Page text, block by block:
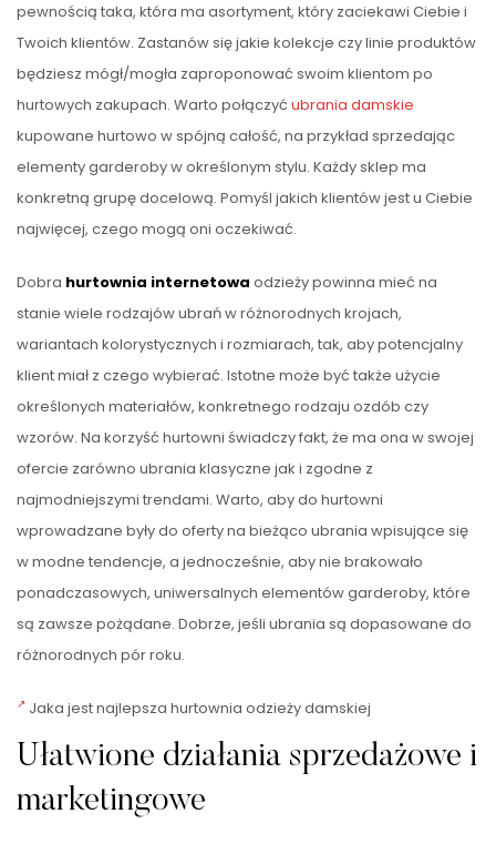
pewnością taka, która ma asortyment, który zaciekawi Ciebie i
Twoich klientów. Zastanów się jakie kolekcje czy linie produktów
będziesz mógł/mogła zaproponować swoim klientom po
hurtowych zakupach. Warto połączyć ubrania damskie
kupowane hurtowo w spójną całość, na przykład sprzedając
elementy garderoby w określonym stylu. Każdy sklep ma
konkretną grupę docelową. Pomyśl jakich klientów jest u Ciebie
najwięcej, czego mogą oni oczekiwać.
Dobra hurtownia internetowa odzieży powinna mieć na
stanie wiele rodzajów ubrań w różnorodnych krojach,
wariantach kolorystycznych i rozmiarach, tak, aby potencjalny
klient miał z czego wybierać. Istotne może być także użycie
określonych materiałów, konkretnego rodzaju ozdób czy
wzorów. Na korzyść hurtowni świadczy fakt, że ma ona w swojej
ofercie zarówno ubrania klasyczne jak i zgodne z
najmodniejszymi trendami. Warto, aby do hurtowni
wprowadzane były do oferty na bieżąco ubrania wpisujące się
w modne tendencje, a jednocześnie, aby nie brakowało
ponadczasowych, uniwersalnych elementów garderoby, które
są zawsze pożądane. Dobrze, jeśli ubrania są dopasowane do
różnorodnych pór roku.
Jaka jest najlepsza hurtownia odzieży damskiej
Ułatwione działania sprzedażowe i
marketingowe